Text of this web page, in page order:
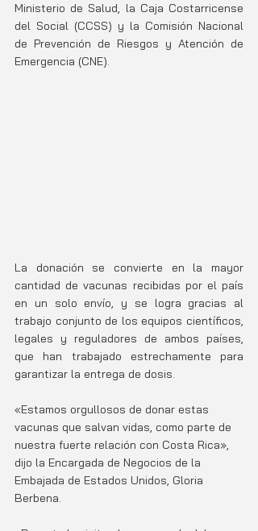
Ministerio de Salud, la Caja Costarricense
del Social (CCSS) y la Comisión Nacional
de Prevención de Riesgos y Atención de
Emergencia (CNE).
La donación se convierte en la mayor
cantidad de vacunas recibidas por el país
en un solo envío, y se logra gracias al
trabajo conjunto de los equipos científicos,
legales y reguladores de ambos países,
que han trabajado estrechamente para
garantizar la entrega de dosis.
«Estamos orgullosos de donar estas
vacunas que salvan vidas, como parte de
nuestra fuerte relación con Costa Rica»,
dijo la Encargada de Negocios de la
Embajada de Estados Unidos, Gloria
Berbena.